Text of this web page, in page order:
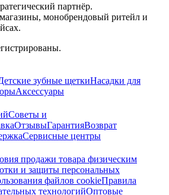
партнёр.
монобрендовый ритейл и
зубные щеткиНасадки для
Аксессуары
Советы и
ОтзывыГарантияВозврат
Сервисные центры
продажи товара физическим
и защиты персональных
файлов cookieПравила
технологийОптовые